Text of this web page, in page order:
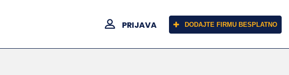
PRIJAVA DODAJTE FIRMU BESPLATNO